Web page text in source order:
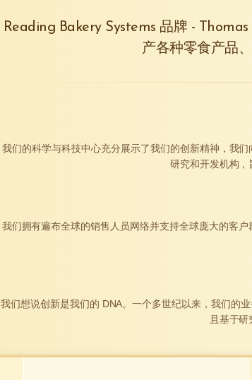
Reading Bakery Systems 品牌 -
产各种零食产品
我们的科学与科技中心充分展示了我们的创新精神，我
研究和开发机构，
我们拥有遍布全球的销售人员网络并支持全球庞大的客
我们想说创新是我们的 DNA。一个多世纪以来，我们的
且基于